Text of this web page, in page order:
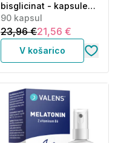
bisglicinat - kapsule
(90 kapsul)
90 kapsul
23,96 €21,56 €
V košarico